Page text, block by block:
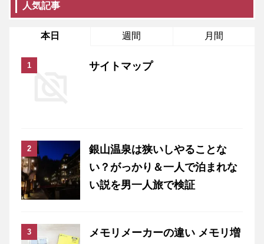
人気記事
本日 週間 月間
サイトマップ
銀山温泉は狭いしやることな
い？がっかり＆一人で泊まれな
い説を男一人旅で検証
メモリメーカーの違い メモリ増